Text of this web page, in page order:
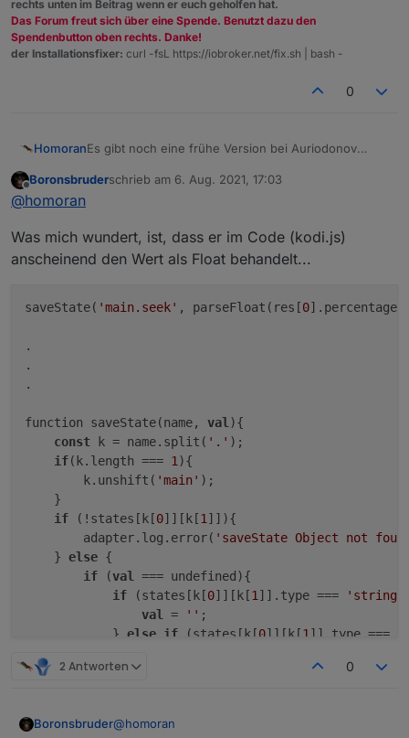
rechts unten im Beitrag wenn er euch geholfen hat.
Das Forum freut sich über eine Spende. Benutzt dazu den
Spendenbutton oben rechts. Danke!
der Installationsfixer: curl -fsL https://iobroker.net/fix.sh | bash -
0
HomoranEs gibt noch eine frühe Version bei Auriodonov
und ein Repo bei den Community Adaptern, aber das
Offline
Boronsbruderschrieb am 6. Aug. 2021, 17:03
zuletzt editiert von
@homoran
Was mich wundert, ist, dass er im Code (kodi.js)
anscheinend den Wert als Float behandelt...
saveState( 'main.seek' , parseFloat(res[0
.
.
.
function saveState(name, val ){
const k = name.split( '.' );
if(k.length === 1 ){
        k.unshift(
'main' );
    }
if (!states[k[0]][k[1 ]]){
        adapter.log.error(
'saveState Object not
    }
else {
if (val
=== undefined){
if (states[k[0]][k[1 ]].type === 'string'
val
= '' ;
            }
else if (states[k[0]][k[1 ]].type ===
            }
else ]].type ===
        }
2 Antworten 0
Boronsbruder@homoran